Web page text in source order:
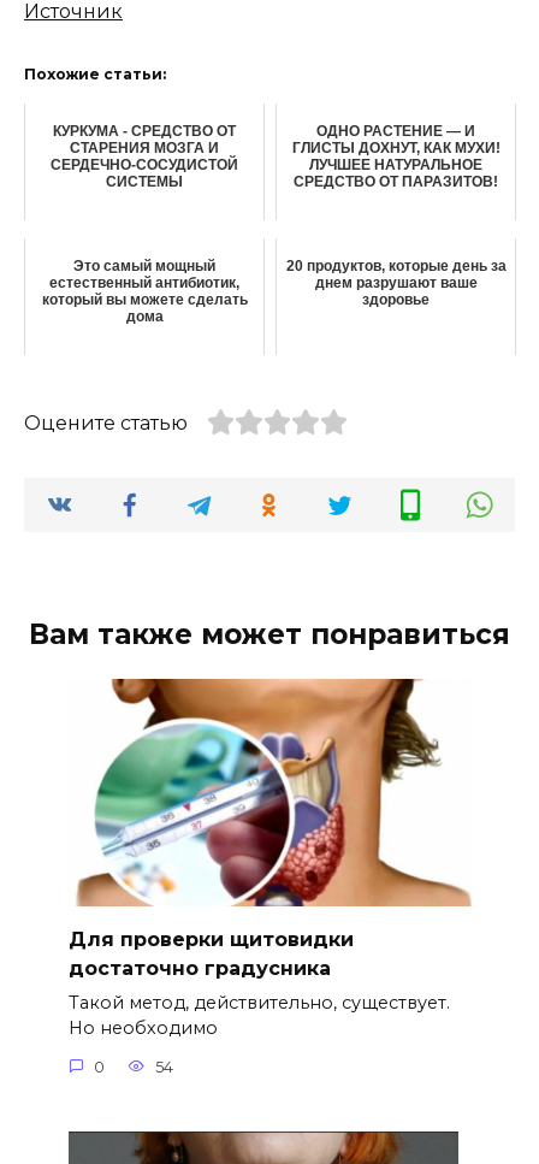
Источник
Похожие статьи:
КУРКУМА - СРЕДСТВО ОТ
СТАРЕНИЯ МОЗГА И
СЕРДЕЧНО-СОСУДИСТОЙ
СИСТЕМЫ
ОДНО РАСТЕНИЕ — И
ГЛИСТЫ ДОХНУТ, КАК МУХИ!
ЛУЧШЕЕ НАТУРАЛЬНОЕ
СРЕДСТВО ОТ ПАРАЗИТОВ!
Это самый мощный
естественный антибиотик,
который вы можете сделать
дома
20 продуктов, которые день за
днем разрушают ваше
здоровье
Оцените статью
Вам также может понравиться
Для проверки щитовидки
достаточно градусника
Такой метод, действительно, существует.
Но необходимо
0 54